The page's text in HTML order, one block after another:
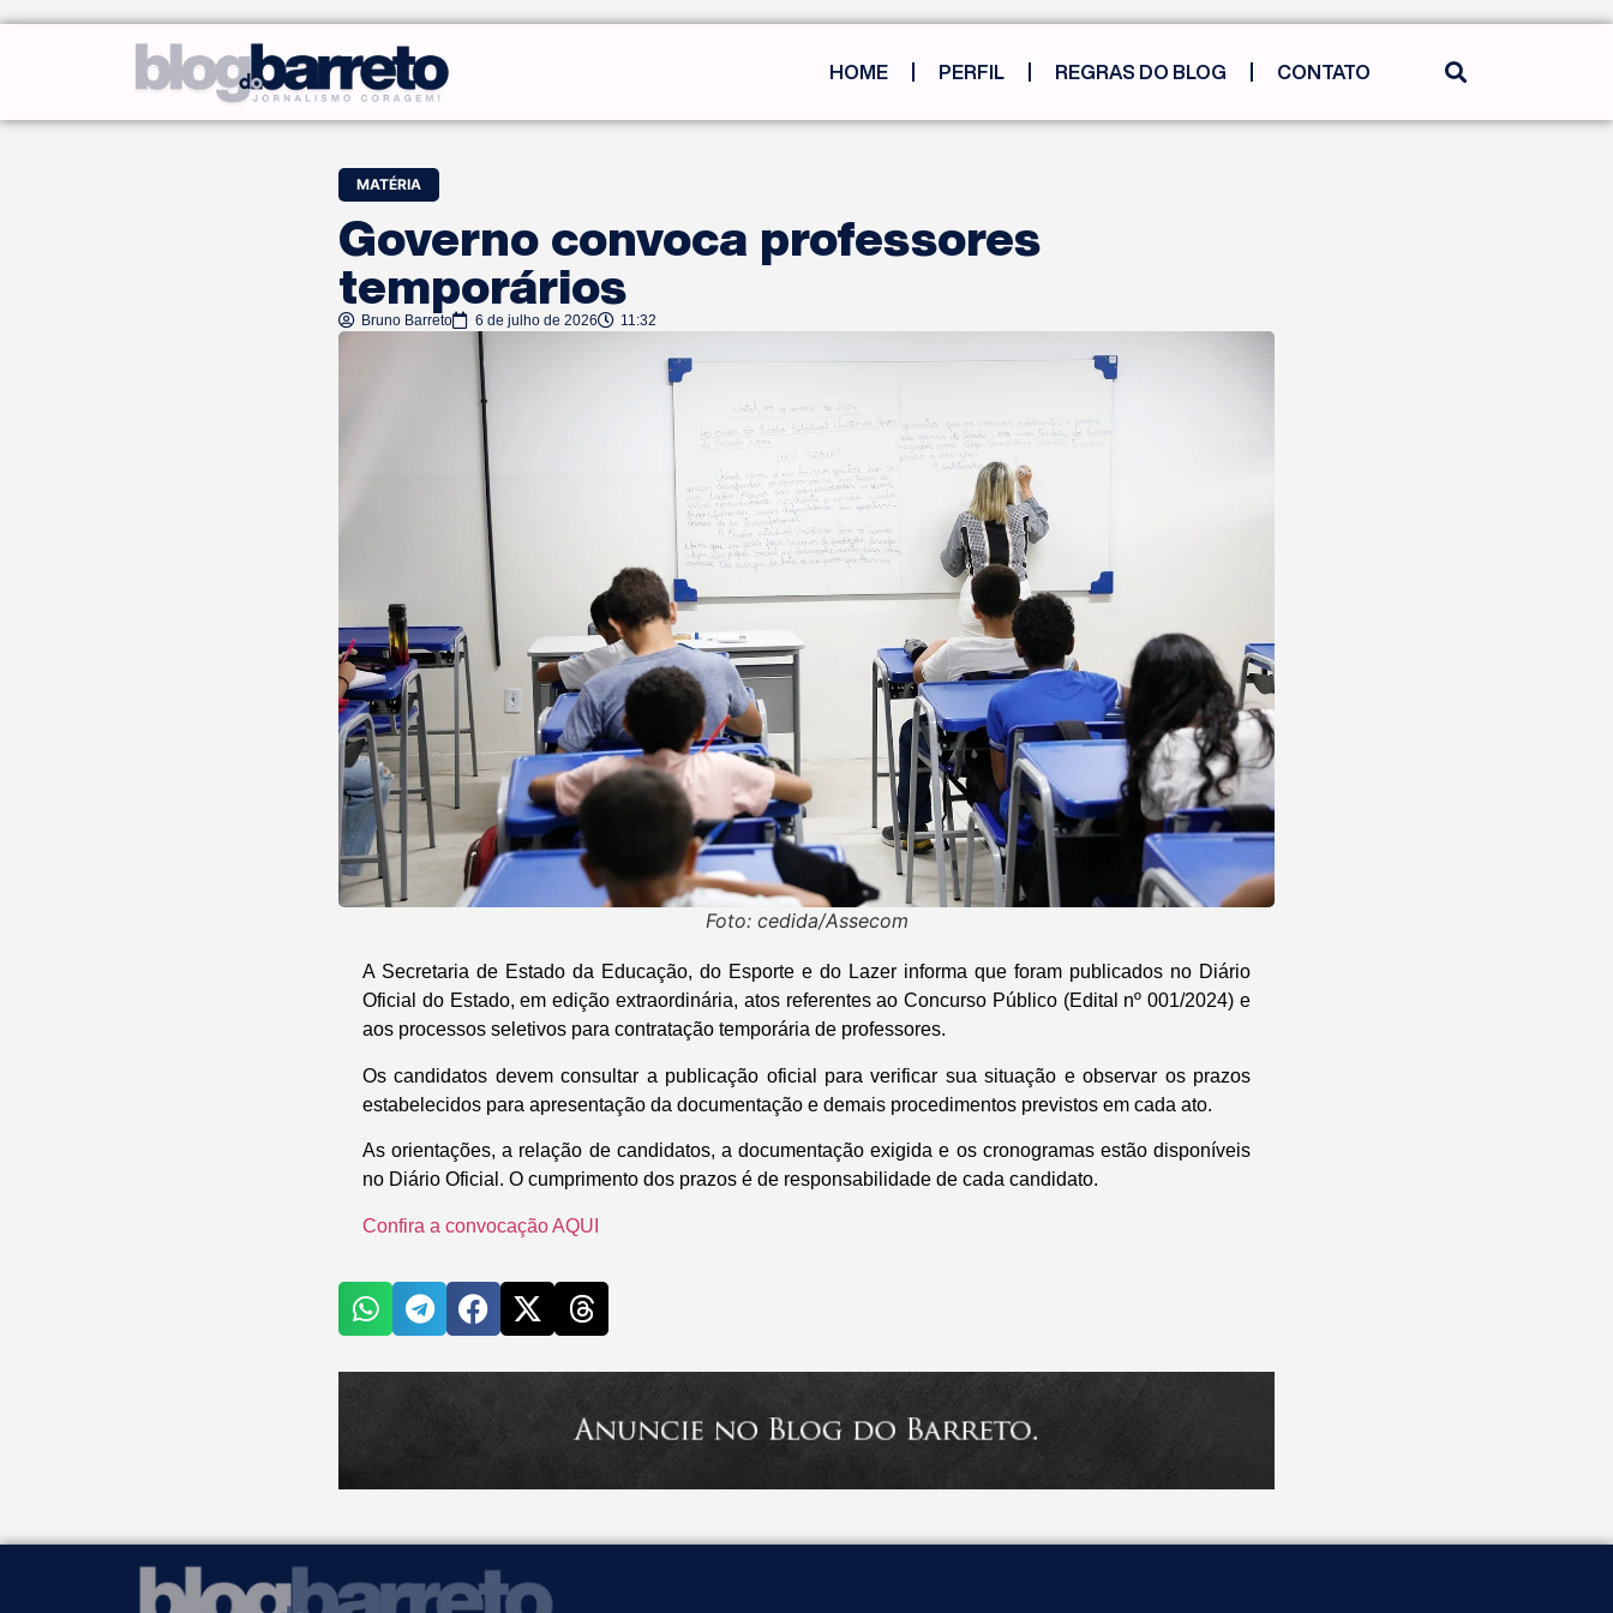
HOME PERFIL REGRAS DO BLOG CONTATO
MATÉRIA
Governo convoca professores
temporários
Bruno Barreto 6 de julho de 2026 11:32
Foto: cedida/Assecom
A Secretaria de Estado da Educação, do Esporte e do Lazer informa que foram publicados no Diário
Oficial do Estado, em edição extraordinária, atos referentes ao Concurso Público (Edital nº 001/2024) e
aos processos seletivos para contratação temporária de professores.
Os candidatos devem consultar a publicação oficial para verificar sua situação e observar os prazos
estabelecidos para apresentação da documentação e demais procedimentos previstos em cada ato.
As orientações, a relação de candidatos, a documentação exigida e os cronogramas estão disponíveis
no Diário Oficial. O cumprimento dos prazos é de responsabilidade de cada candidato.
Confira a convocação AQUI